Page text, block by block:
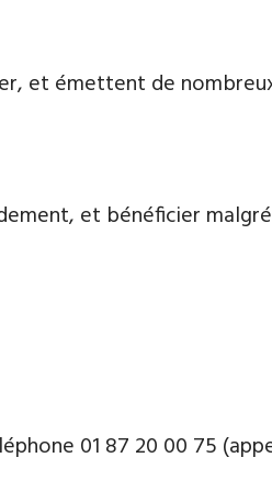
et émettent de
et bénéficier malgré
​​0​1 87 20 00 75